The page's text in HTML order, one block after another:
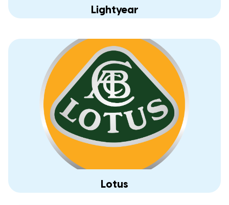
Lightyear
Lotus